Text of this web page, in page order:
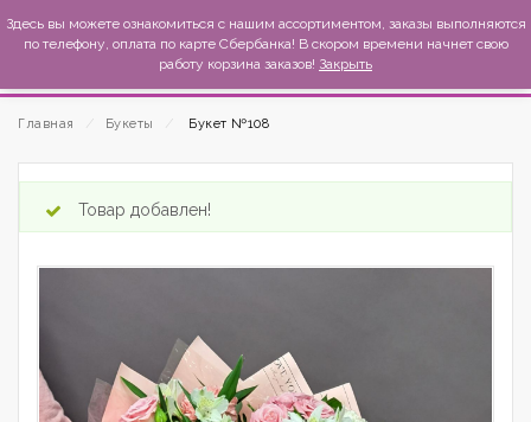
MexиKo
Главная Букеты Букет №108
Товар добавлен!
Здесь вы можете ознакомиться с нашим ассортиментом, заказы выполняются
по телефону, оплата по карте Сбербанка! В скором времени начнет свою
работу корзина заказов! Закрыть